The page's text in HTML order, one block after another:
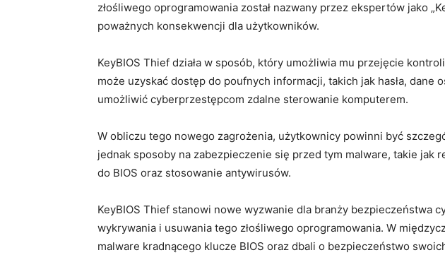
złośliwego oprogramowania ‍został nazwany przez ekspertów jako
poważnych konsekwencji dla użytkowników.
KeyBIOS ⁢Thief działa w‍ sposób, który umożliwia mu przejęcie
może uzyskać dostęp​ do poufnych informacji,⁤ takich jak hasła,
umożliwić cyberprzestępcom zdalne sterowanie komputerem.
W obliczu tego ‍nowego zagrożenia, użytkownicy powinni​ być
jednak sposoby na ⁣zabezpieczenie‍ się przed tym malware,⁤ takie jak
do BIOS oraz ‍stosowanie antywirusów.
KeyBIOS Thief stanowi nowe ⁤wyzwanie dla branży bezpieczeństwa
wykrywania i usuwania ⁤tego złośliwego oprogramowania. W
malware kradnącego‍ klucze BIOS oraz⁣ dbali o bezpieczeństwo